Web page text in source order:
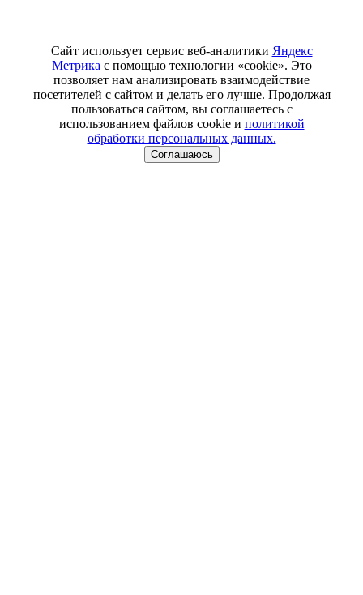
Сайт использует сервис веб-аналитики Яндекс
Метрика с помощью технологии «cookie». Это
позволяет нам анализировать взаимодействие
посетителей с сайтом и делать его лучше. Продолжая
пользоваться сайтом, вы соглашаетесь с
использованием файлов cookie и политикой
обработки персональных данных.
Соглашаюсь